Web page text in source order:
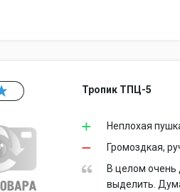
Тропик ТПЦ-5
Неплохая
Громоздкая,
В целом очень
выделить.